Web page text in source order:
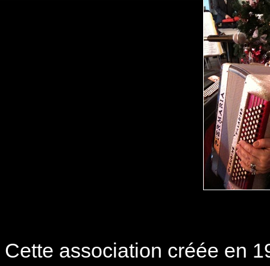
Cette association créée en